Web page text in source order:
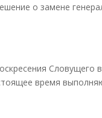
о замене
Словущего
время